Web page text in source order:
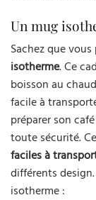
Un mug
Sachez que
isotherme. Ce
boisson au
facile à
préparer son
toute sécurité.
faciles à
différents
isotherme :